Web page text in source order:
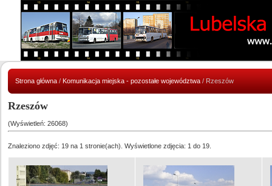
Strona główna / Komunikacja miejska - pozostałe województwa / Rzeszów
Rzeszów
(Wyświetleń: 26068)
Znaleziono zdjęć: 19 na 1 stronie(ach). Wyświetlone zdjęcia: 1 do 19.